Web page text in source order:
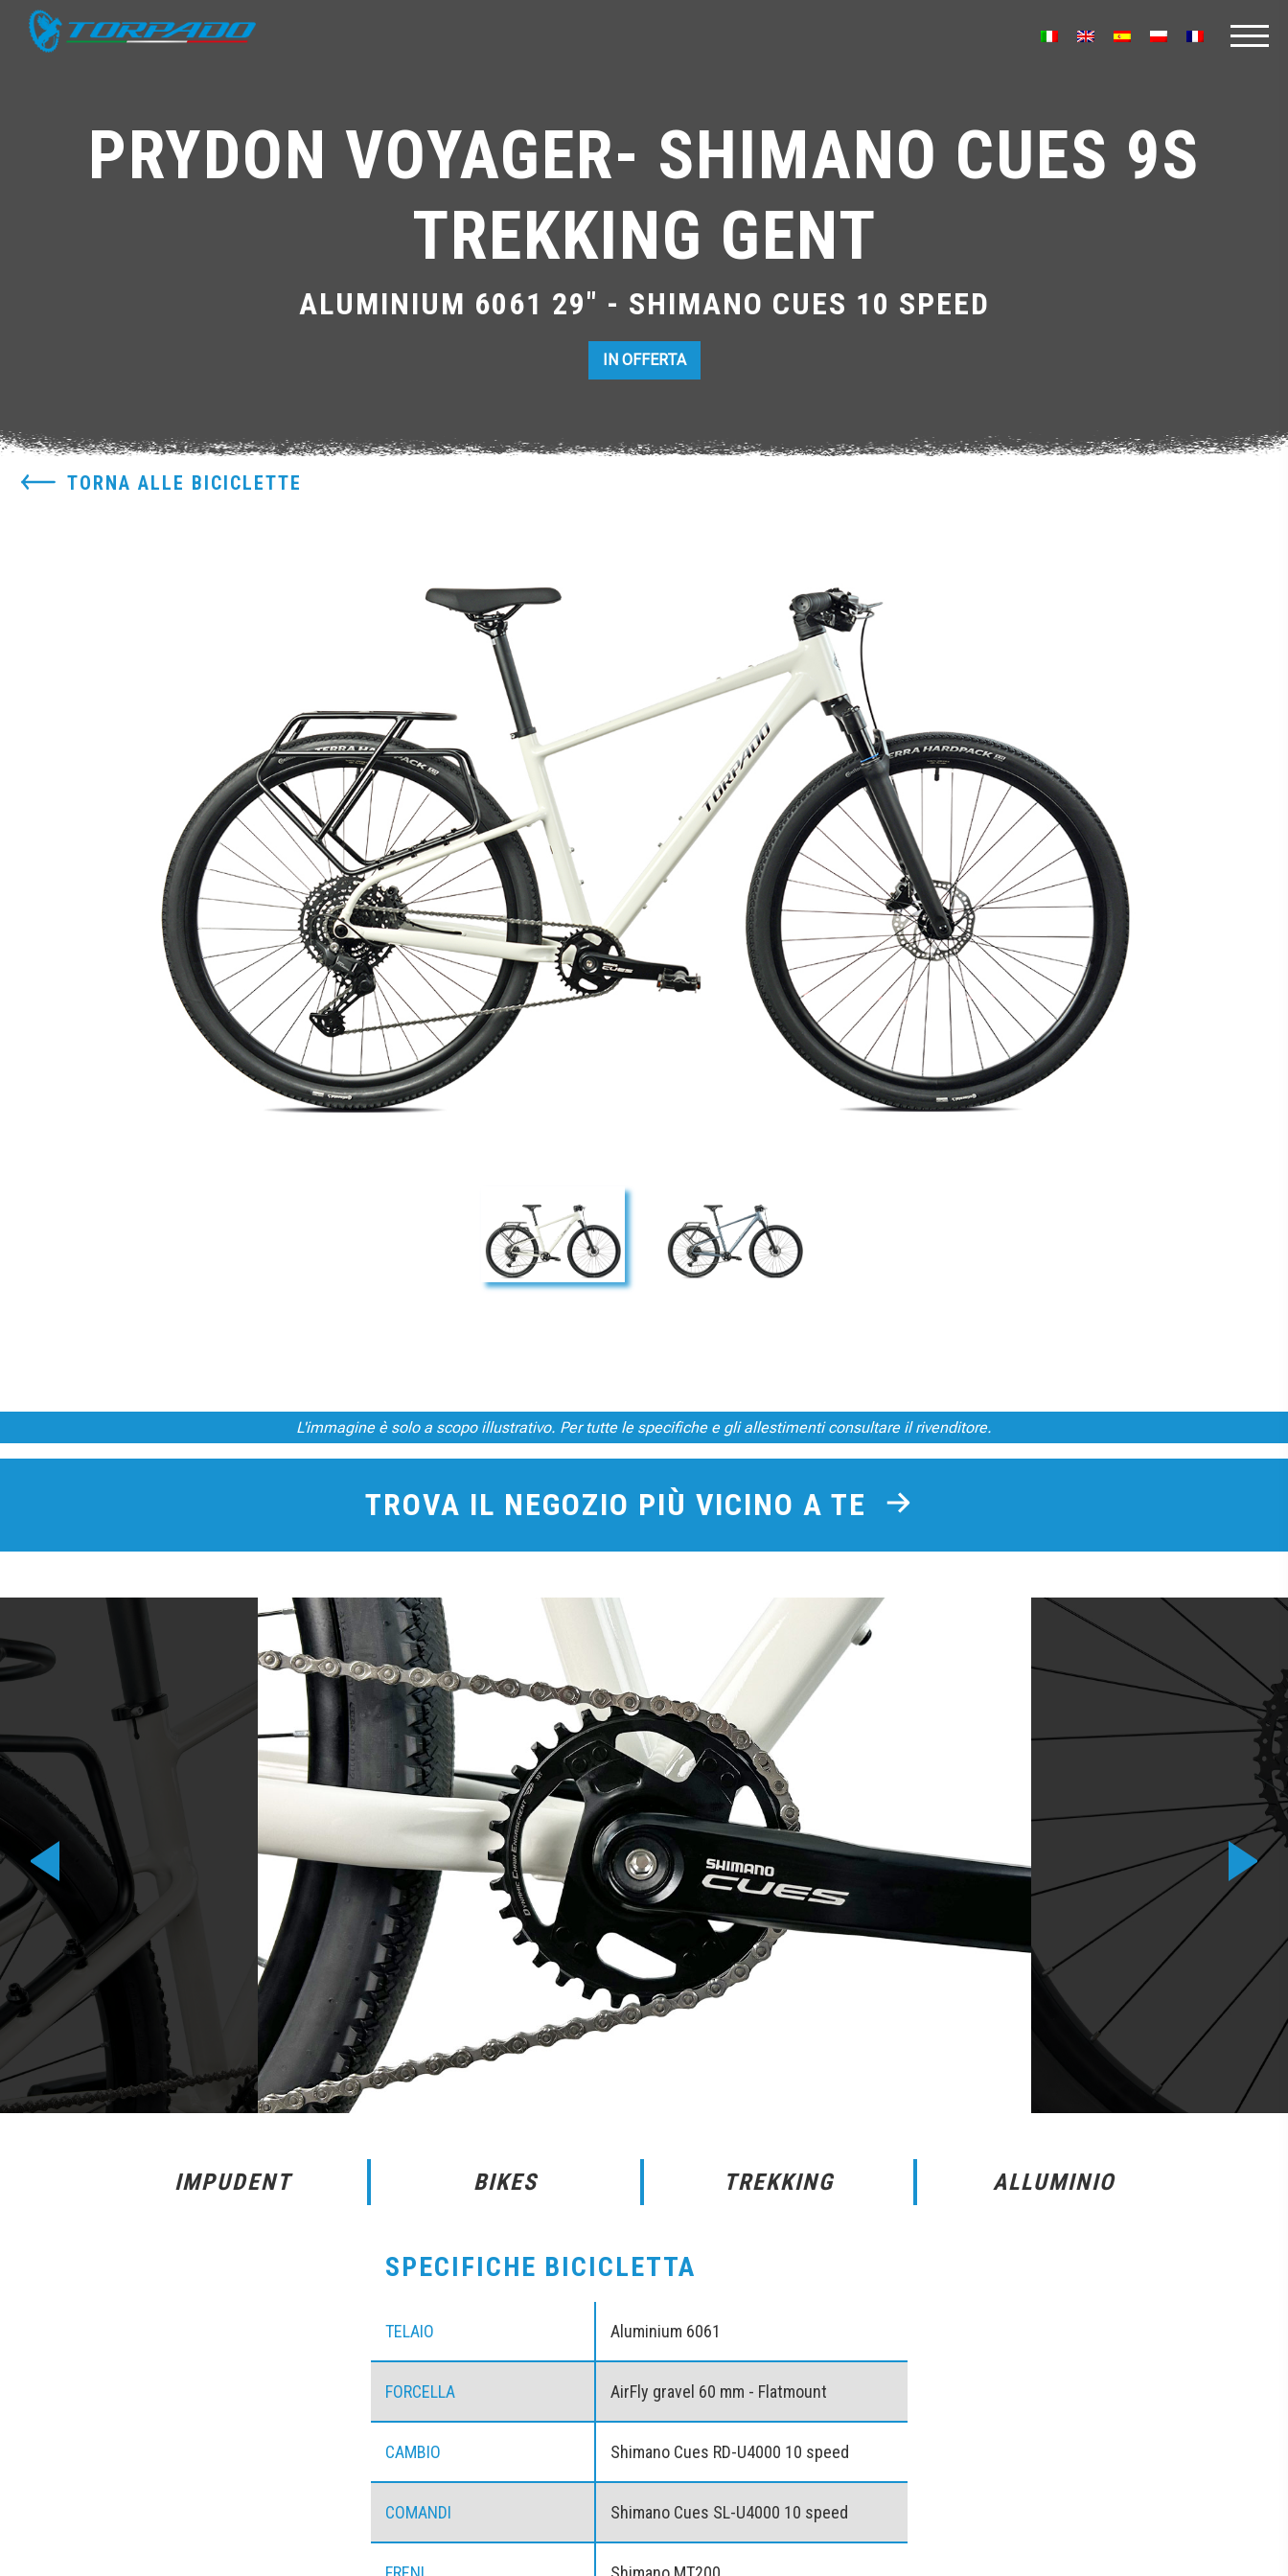
PRYDON VOYAGER- SHIMANO CUES 9S
TREKKING GENT
ALUMINIUM 6061 29" - SHIMANO CUES 10 SPEED
IN OFFERTA
TORNA ALLE BICICLETTE
L'immagine è solo a scopo illustrativo. Per tutte le specifiche e gli allestimenti consultare il rivenditore.
TROVA IL NEGOZIO PIÙ VICINO A TE
IMPUDENT BIKES TREKKING ALLUMINIO
SPECIFICHE BICICLETTA
TELAIO Aluminium 6061
FORCELLA AirFly gravel 60 mm - Flatmount
CAMBIO Shimano Cues RD-U4000 10 speed
COMANDI Shimano Cues SL-U4000 10 speed